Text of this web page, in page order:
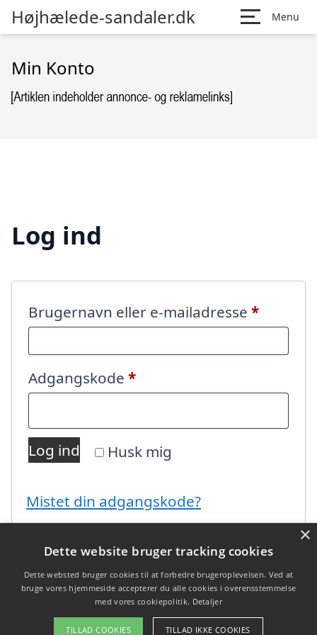
Højhælede-sandaler.dk Menu
Min Konto
Log ind
Brugernavn eller e-mailadresse *
Adgangskode *Påkrævet
Husk mig
Log ind
Mistet din adgangskode?
Copyright 2026 - Pilanto Aps
×
Dette website bruger tracking cookies
Dette websted bruger cookies til at forbedre brugeroplevelsen. Ved at
bruge vores hjemmeside accepterer du alle cookies i overensstemmelse
med vores cookiepolitik. Detaljer
TILLAD COOKIES TILLAD IKKE COOKIES